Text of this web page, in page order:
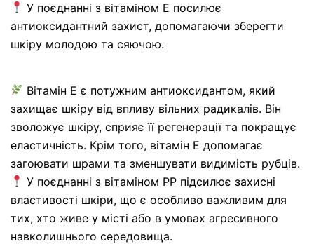
У поєднанні з вітаміном Е посилює
антиоксидантний захист, допомагаючи зберегти
шкіру молодою та сяючою.
Вітамін Е є потужним антиоксидантом, який
захищає шкіру від впливу вільних радикалів. Він
зволожує шкіру, сприяє її регенерації та покращує
еластичність. Крім того, вітамін Е допомагає
загоювати шрами та зменшувати видимість рубців.
У поєднанні з вітаміном РР підсилює захисні
властивості шкіри, що є особливо важливим для
тих, хто живе у місті або в умовах агресивного
навколишнього середовища.